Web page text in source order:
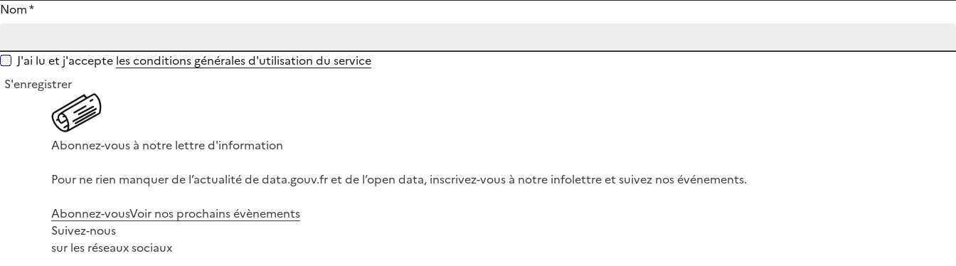
Nom*
J'ai lu et j'accepte les conditions générales d'utilisation du service
S'enregistrer
Abonnez-vous à notre lettre d'information
Pour ne rien manquer de l’actualité de data.gouv.fr et de l’open data, inscrivez-vous à notre infolettre et suivez nos événements.
Abonnez-vousVoir nos prochains évènements
Suivez-nous
sur les réseaux sociaux